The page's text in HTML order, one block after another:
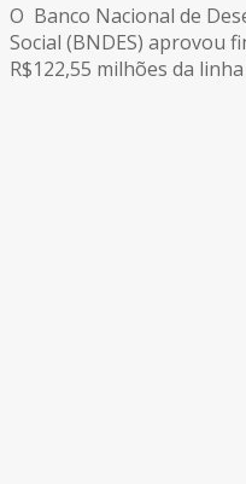
O Banco Nacional de
Social (BNDES) aprovou
R$122,55 milhões da linha